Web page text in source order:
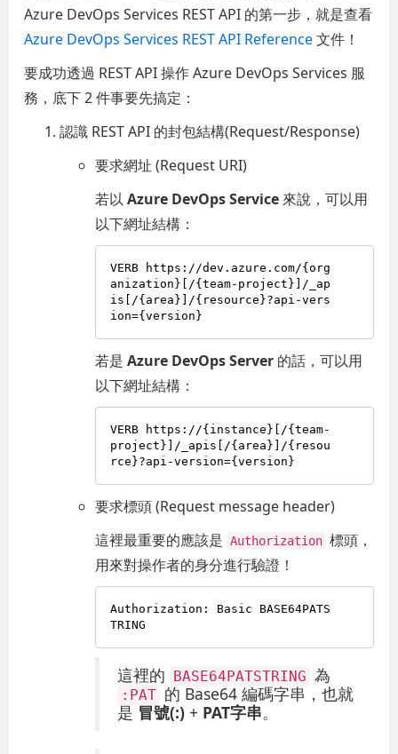
Azure DevOps Services REST API 的第一步，就是查看
Azure DevOps Services REST API Reference文件！
要成功透過 REST API 操作 Azure DevOps Services 服
務，底下 2 件事要先搞定：
認識 REST API 的封包結構(Request/Response)
要求網址 (Request URI)
若以Azure DevOps Service 來說，可以用
以下網址結構：
VERB https://dev.azure.com/{org
anization}[/{team-project}]/_ap
is[/{area}]/{resource}?api-vers
若是Azure DevOps Server 的話，可以用
以下網址結構：
VERB https://{instance}[/{team-
project}]/_apis[/{area}]/{resou
要求標頭 (Request message header)
這裡最重要的應該是 Authorization 標頭，
用來對操作者的身分進行驗證！
Authorization: Basic BASE64PATS
這裡的 BASE64PATSTRING 為
:PAT 的 Base64 編碼字串，也就
是 冒號(:) + PAT字串。